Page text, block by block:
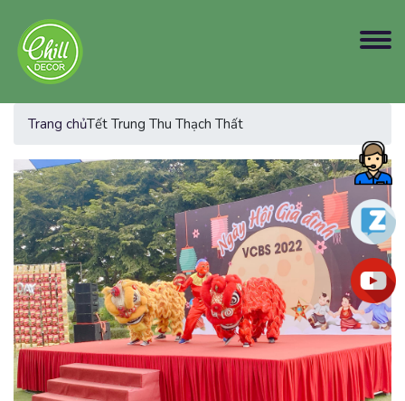
Trang chủTết Trung Thu Thạch Thất